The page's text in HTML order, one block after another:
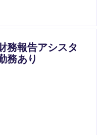
通じて、経理機能全
務報告アシスタ
務あり